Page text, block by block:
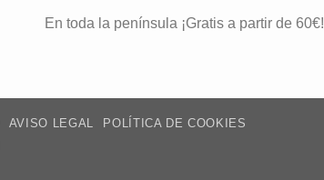
En toda la península ¡Gratis a partir de 60€!
AVISO LEGAL
POLÍTICA DE COOKIES